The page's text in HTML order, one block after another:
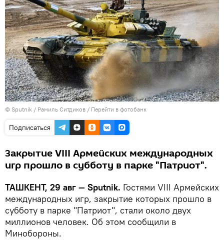
© Sputnik / Рамиль Ситдиков / Перейти в фотобанк
Подписаться
Закрытие VIII Армейских международных
игр прошло в субботу в парке "Патриот".
ТАШКЕНТ, 29 авг — Sputnik. Гостями VIII Армейских
международных игр, закрытие которых прошло в
субботу в парке "Патриот", стали около двух
миллионов человек. Об этом сообщили в
Минобороны.